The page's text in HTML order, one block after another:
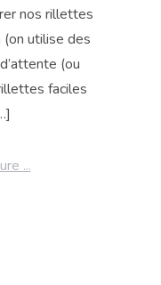
nos rillettes
(on utilise des
(ou
faciles
...